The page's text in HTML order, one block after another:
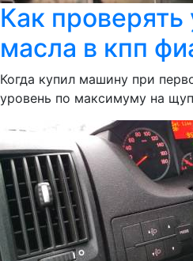
Как проверять
масла в кпп
Когда купил машину при
уровень по максимуму на